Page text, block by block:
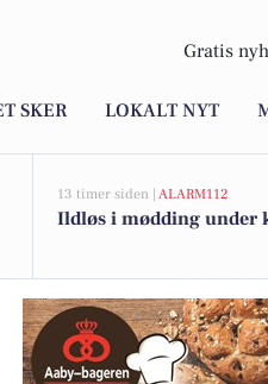
Gratis
SKER LOKALT NYT
13 timer siden | ALARM112
Ildløs i mødding under